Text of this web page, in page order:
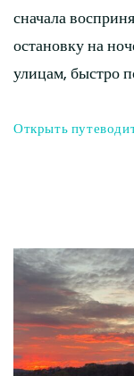
сначала
остановку на
улицам, быстро
Открыть